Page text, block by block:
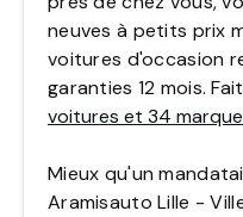
neuves à petits prix
voitures d'occasion
garanties 12 mois.
voitures et 34
Mieux qu'un
AramisautoLille -